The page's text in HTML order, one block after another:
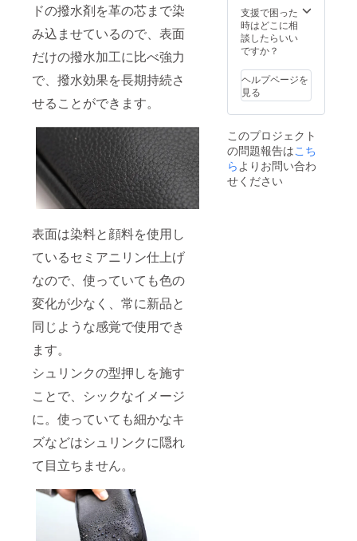
ドの撥水剤を革の芯まで染
み込ませているので、表面
だけの撥水加工に比べ強力
で、撥水効果を長期持続さ
せることができます。
表面は染料と顔料を使用し
ているセミアニリン仕上げ
なので、使っていても色の
変化が少なく、常に新品と
同じような感覚で使用でき
ます。
シュリンクの型押しを施す
ことで、シックなイメージ
に。使っていても細かなキ
ズなどはシュリンクに隠れ
て目立ちません。
す。
色合い
が変わ
りま
す。
年8月上
旬よ
り、お
申込み
送のス
タート
を予定
してお
りま
がござ
いま
す。 ※
モニ
の色合
いと実
際の革
色が異
合がご
ざいま
す。 ※
革はそ
の時の
支援で困った
時はどこに相
談したらいい
ですか？
ヘルプページを
見る
このプロジェクト
の問題報告はこち
らよりお問い合わ
せください